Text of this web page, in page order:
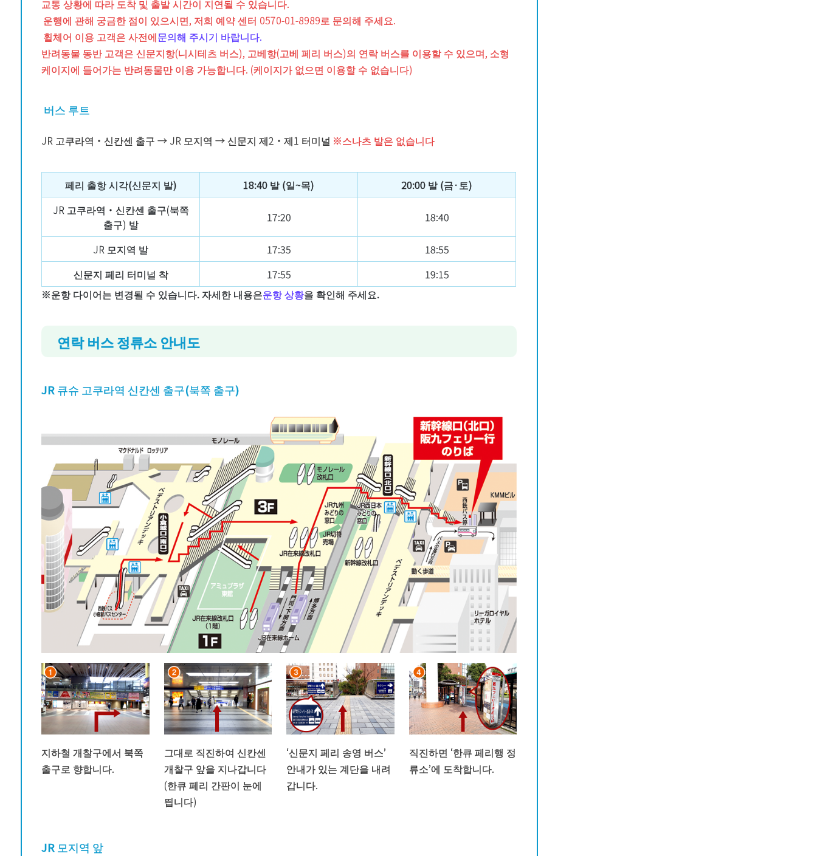
교통 상황에 따라 도착 및 출발 시간이 지연될 수 있습니다.
운행에 관해 궁금한 점이 있으시면, 저희 예약 센터 0570-01-8989로 문의해 주세요.
휠체어 이용 고객은 사전에문의해 주시기 바랍니다.
반려동물 동반 고객은 신문지항(니시테츠 버스), 고베항(고베 페리 버스)의 연락 버스를 이용할 수 있으며, 소형
케이지에 들어가는 반려동물만 이용 가능합니다. (케이지가 없으면 이용할 수 없습니다)
버스 루트
JR 고쿠라역・신칸센 출구 → JR 모지역 → 신문지 제2・제1 터미널 ※스나츠 발은 없습니다
페리 출항 시각(신문지 발) 18:40 발 (일~목)
20:00 발 (금·토)
JR 고쿠라역・신칸센 출구(북쪽
출구) 발
17:20 18:40
JR 모지역 발 17:35
18:55
신문지 페리 터미널 착
17:55
19:15
※운항 다이어는 변경될 수 있습니다. 자세한 내용은운항 상황을 확인해 주세요.
연락 버스 정류소 안내도
JR 큐슈 고쿠라역 신칸센 출구(북쪽 출구)
지하철 개찰구에서 북쪽
출구로 향합니다.
그대로 직진하여 신칸센
개찰구 앞을 지나갑니다
(한큐 페리 간판이 눈에
띕니다)
‘신문지 페리 송영 버스’
안내가 있는 계단을 내려
갑니다.
직진하면 ‘한큐 페리행 정
류소’에 도착합니다.
JR 모지역 앞